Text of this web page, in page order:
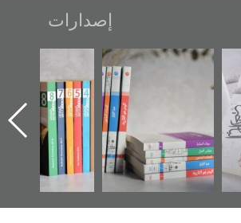
إصدارات
تصنيف موضوعي
للوثائق البريطانية
يقدمه «مركز أوال»
في سلسلة من 5
كتب
تصدر حصاد
الساحات 2019